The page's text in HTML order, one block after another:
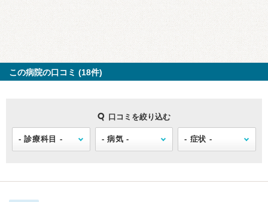
この病院の口コミ (18件)
口コミを絞り込む